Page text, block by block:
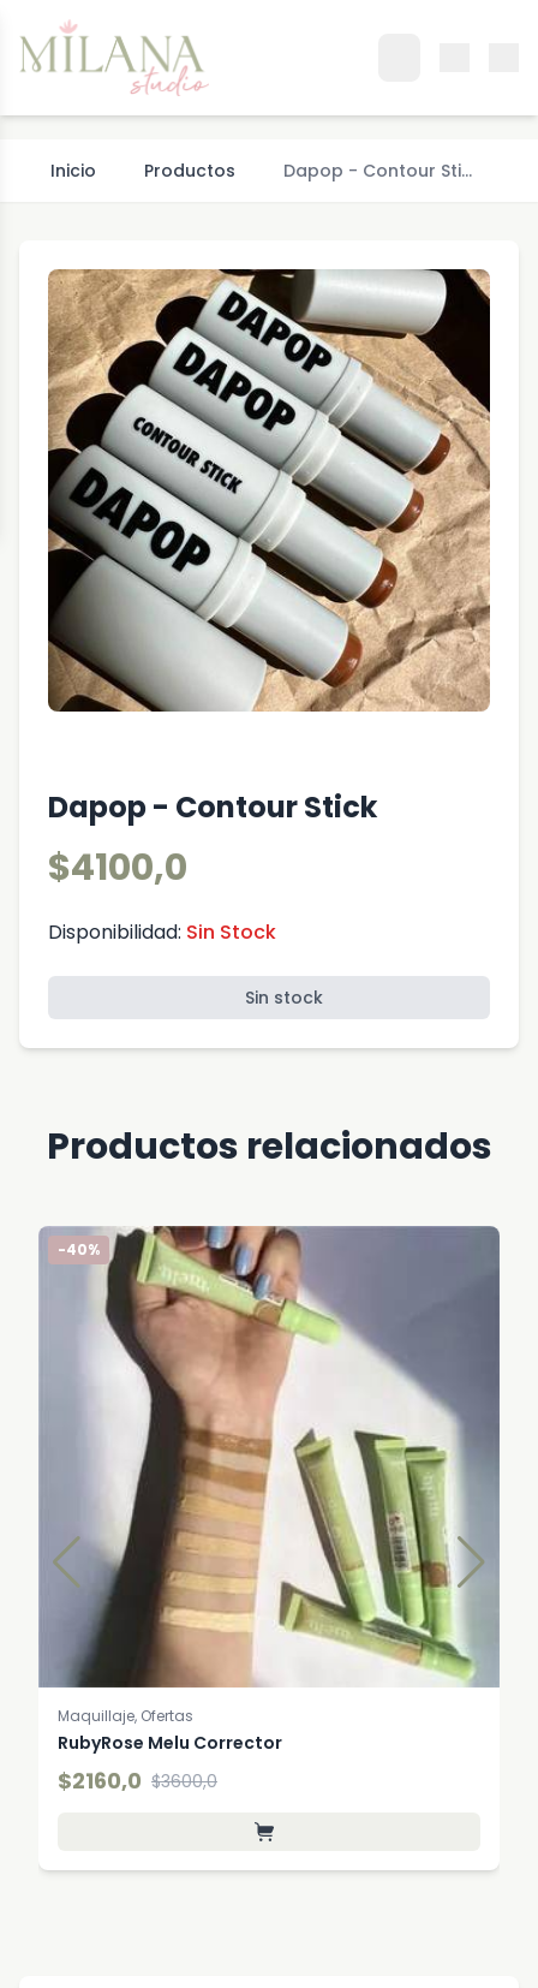
Inicio Productos Dapop - Contour Sti…
Dapop - Contour Stick
$4100,0
Disponibilidad: Sin Stock
Sin stock
Productos relacionados
-40%
Maquillaje, Ofertas
RubyRose Melu Corrector
$2160,0 $3600,0